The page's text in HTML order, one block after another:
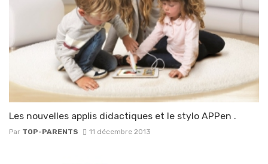
Les nouvelles applis didactiques et le stylo APPen .
Par TOP-PARENTS 11 décembre 2013